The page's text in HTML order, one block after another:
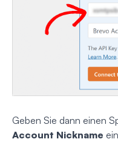
Geben Sie dann einen
Account Nickname